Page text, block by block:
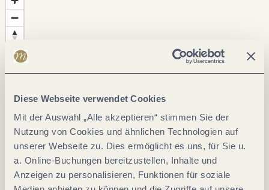
Diese Webseite verwendet Cookies
Mit der Auswahl „Alle akzeptieren“ stimmen Sie der
Nutzung von Cookies und ähnlichen Technologien auf
unserer Webseite zu. Dies ermöglicht es uns, für Sie u.
a. Online-Buchungen bereitzustellen, Inhalte und
Anzeigen zu personalisieren, Funktionen für soziale